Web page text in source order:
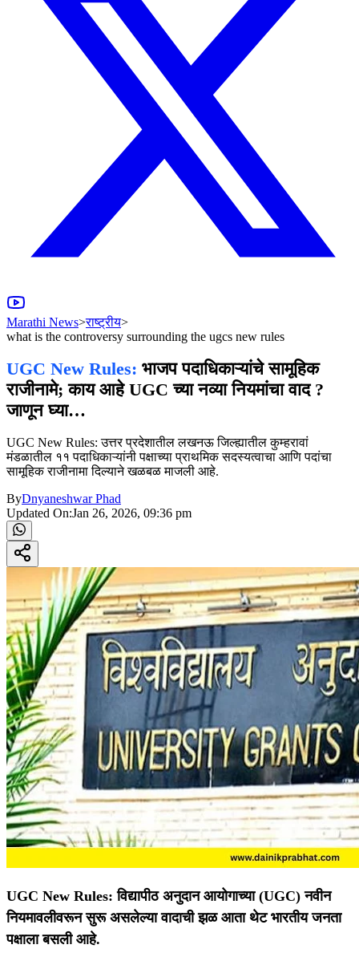
Marathi News>राष्ट्रीय>
what is the controversy surrounding the ugcs new rules
UGC New Rules: भाजप पदाधिकाऱ्यांचे सामूहिक
राजीनामे; काय आहे UGC च्या नव्या नियमांचा वाद ?
जाणून घ्या…
UGC New Rules: उत्तर प्रदेशातील लखनऊ जिल्ह्यातील कुम्हरावां
मंडळातील ११ पदाधिकाऱ्यांनी पक्षाच्या प्राथमिक सदस्यत्वाचा आणि पदांचा
सामूहिक राजीनामा दिल्याने खळबळ माजली आहे.
ByDnyaneshwar Phad
Updated On:Jan 26, 2026, 09:36 pm
UGC New Rules: विद्यापीठ अनुदान आयोगाच्या (UGC) नवीन
नियमावलीवरून सुरू असलेल्या वादाची झळ आता थेट भारतीय जनता
पक्षाला बसली आहे.